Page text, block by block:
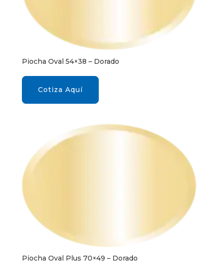
Piocha Oval 54×38 – Dorado
Cotiza Aquí
Piocha Oval Plus 70×49 – Dorado